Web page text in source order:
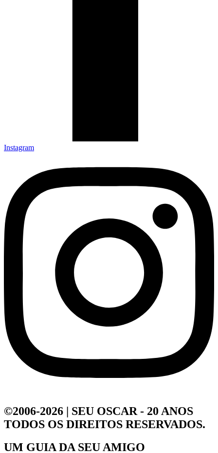
Instagram
©2006-2026 | SEU OSCAR - 20 ANOS
TODOS OS DIREITOS RESERVADOS.
UM GUIA DA SEU AMIGO